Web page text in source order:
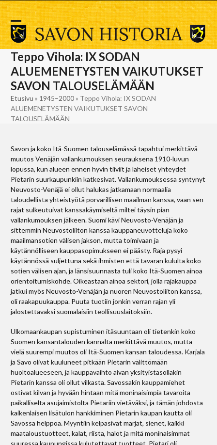
Skip
to
content
Open
mobile
menu
Close
mobile
menu
Teppo Vihola: IX SODAN
ALUEMENETYSTEN VAIKUTUKSET
SAVON TALOUSELÄMÄÄN
Etusivu » 1945–2000» Teppo Vihola: IX SODAN
ALUEMENETYSTEN VAIKUTUKSET SAVON
TALOUSELÄMÄÄN
Savon ja koko Itä-Suomen talouselämässä tapahtui merkittävä
muutos Venäjän vallankumouksen seurauksena 1910-luvun
lopussa, kun alueen ennen hyvin tiiviit ja läheiset yhteydet
Pietarin suurkaupunkiin katkesivat. Vallankumouksessa syntynyt
Neuvosto-Venäjä ei ollut halukas jatkamaan normaalia
taloudellista yhteistyötä porvarillisen maailman kanssa, vaan sen
rajat sulkeutuivat kanssakäymiseltä miltei täysin pian
vallankumouksen jälkeen. Suomi kävi Neuvosto-Venäjän ja
sittemmin Neuvostoliiton kanssa kauppaneuvotteluja koko
maailmansotien välisen jakson, mutta toimivaan ja
käytännölliseen kauppasopimukseen ei päästy. Raja pysyi
käytännössä suljettuna sekä ihmisten että tavaran kululta koko
sotien välisen ajan, ja länsisuunnasta tuli koko Itä-Suomen ainoa
orientoitumiskohde. Oikeastaan ainoa sektori, jolla rajakauppa
jatkui myös Neuvosto-Venäjän ja nuoren Neuvostoliiton kanssa,
oli raakapuukauppa. Puuta tuotiin jonkin verran rajan yli
jalostettavaksi suomalaisiin teollisuuslaitoksiin.
Ulkomaankaupan supistuminen itäsuuntaan oli tietenkin koko
Suomen kansantalouden kannalta merkittävä muutos, mutta
vielä suurempi muutos oli Itä-Suomen kansan taloudessa. Karjala
ja Savo olivat kuuluneet pitkään Pietarin välittömään
huoltoalueeseen, ja kauppavaihto aivan yksityistasollakin
Pietarin kanssa oli ollut vilkasta. Savossakin kauppamiehet
ostivat kilvan ja hyvään hintaan mitä moninaisimpia tavaroita
paikalliselta asujaimistolta Pietariin vietäväksi, ja tämän johdosta
kaikenlaisen lisätulon hankkiminen Pietarin kaupan kautta oli
Savossa helppoa. Myyntiin kelpasivat marjat, sienet, kaikki
maataloustuotteet, kalat, riista, halot ja mitä moninaisimmat
suuressa kaupungissa kulutettavat tuotteet. Pietari oli